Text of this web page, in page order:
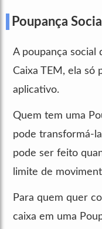
Poupança
A poupança social
Caixa TEM, ela só
aplicativo.
Quem tem uma
pode transformá-
pode ser feito
limite de
Para quem quer
caixa em uma